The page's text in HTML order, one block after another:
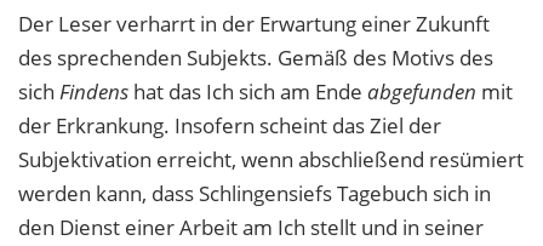
Der Leser verharrt in der Erwartung einer Zukunft
des sprechenden Subjekts. Gemäß des Motivs des
sich Findens hat das Ich sich am Ende abgefunden mit
der Erkrankung. Insofern scheint das Ziel der
Subjektivation erreicht, wenn abschließend resümiert
werden kann, dass Schlingensiefs Tagebuch sich in
den Dienst einer Arbeit am Ich stellt und in seiner